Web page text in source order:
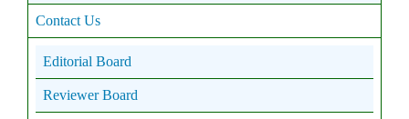
Contact Us
Editorial Board
Reviewer Board